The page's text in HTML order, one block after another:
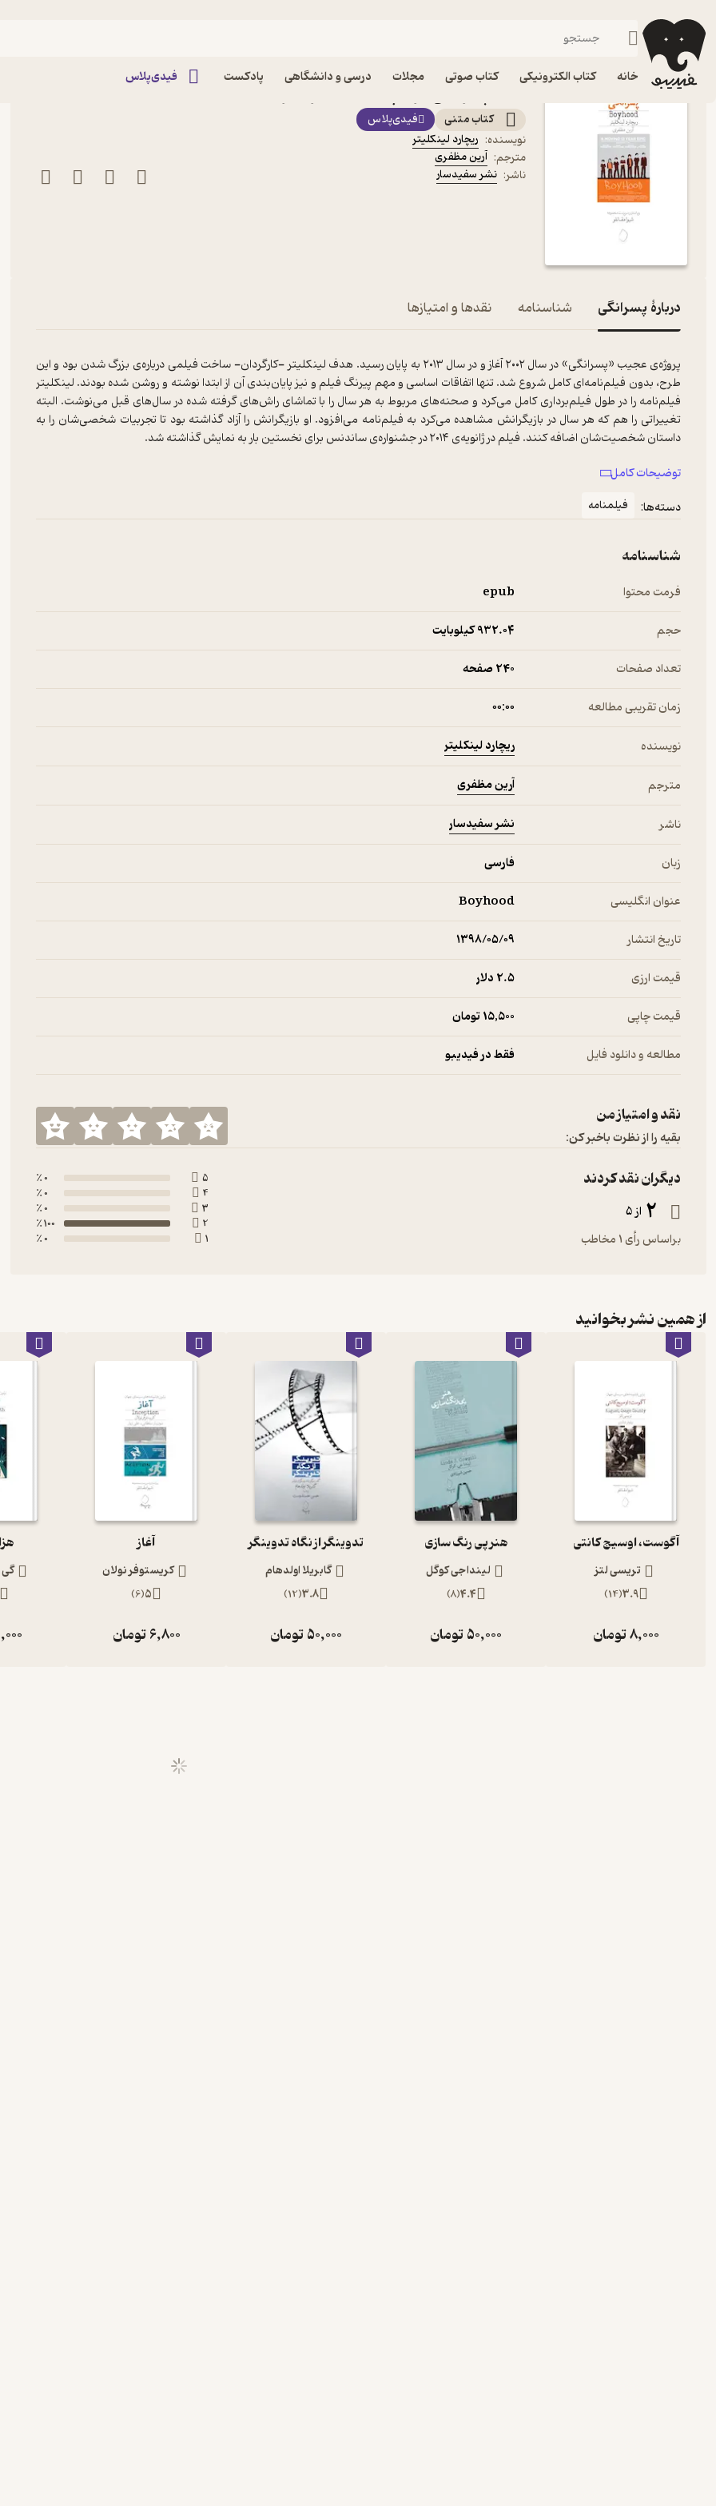
خانه کتاب الکترونیکی کتاب صوتی مجلات درسی و دانشگاهی پادکست فیدی‌پلاس
فیدیبو کتاب الکترونیکی
کتاب متنی
فیدی‌پلاس
نویسنده: ریچارد لینکلیتر
مترجم: آرین مظفری
ناشر: نشر سفیدسار
دربارۀ پسرانگی شناسنامه نقدها و امتیازها
پروژه‌ی عجیب «پسرانگی» در سال ۲۰۰۲ آغاز و در سال ۲۰۱۳ به پایان رسید. هدف لینکلیتر -کارگردان- ساخت فیلمی درباره‌ی بزرگ شدن بود و این
طرح، بدون فیلم‌نامه‌ای کامل شروع شد. تنها اتفاقات اساسی و مهم پیرنگ فیلم و نیز پایان‌بندی آن از ابتدا نوشته و روشن شده بودند. لینکلیتر
فیلم‌نامه را در طول فیلم‌برداری کامل می‌کرد و صحنه‌های مربوط به هر سال را با تماشای راش‌های گرفته شده در سال‌های قبل می‌نوشت. البته
تغییراتی را هم که هر سال در بازیگرانش مشاهده می‌کرد به فیلم‌نامه می‌افزود. او بازیگرانش را آزاد گذاشته بود تا تجربیات شخصی‌شان را به
شیکاگو و انجمن منتقدان فیلم لندن دریافت کرد و سپس جایزه‌ی بهترین فیلم جشنواره‌ی بفتا و جایزه‌ی گلدن‌گلوب بهترین فیلم درام را از آن
زن را دریافت کرد.
توضیحات کامل
دسته‌ها:
فیلمنامه
شناسنامه
فرمت محتوا epub
حجم 932.۰۴ کیلوبایت
تعداد صفحات 240 صفحه
زمان تقریبی مطالعه ۰۰:۰۰
نویسنده ریچارد لینکلیتر
مترجم آرین مظفری
ناشر نشر سفیدسار
زبان فارسی
عنوان انگلیسی Boyhood
تاریخ انتشار ۱۳۹۸/۰۵/۰۹
قیمت ارزی 2.۵ دلار
قیمت چاپی 15,500 تومان
مطالعه و دانلود فایل فقط در فیدیبو
نقد و امتیاز من
بقیه را از نظرت باخبر کن:
دیگران نقد کردند
2 از 5
براساس رأی 1 مخاطب
5
0 ٪
4
0 ٪
3
0 ٪
2
100 ٪
1
0 ٪
از همین نشر بخوانید
آگوست، اوسیج کانتی
تریسی لتز
3.9
(
14
)
8,000تومان
هنر پی رنگ سازی
لیندا جی کوگل
4.4
(
8
)
50,000تومان
تدوینگر از نگاه تدوینگر
گابریلا اولدهام
3.8
(
12
)
50,000تومان
آغاز
کریستوفر نولان
5
(
6
)
6,800تومان
گی